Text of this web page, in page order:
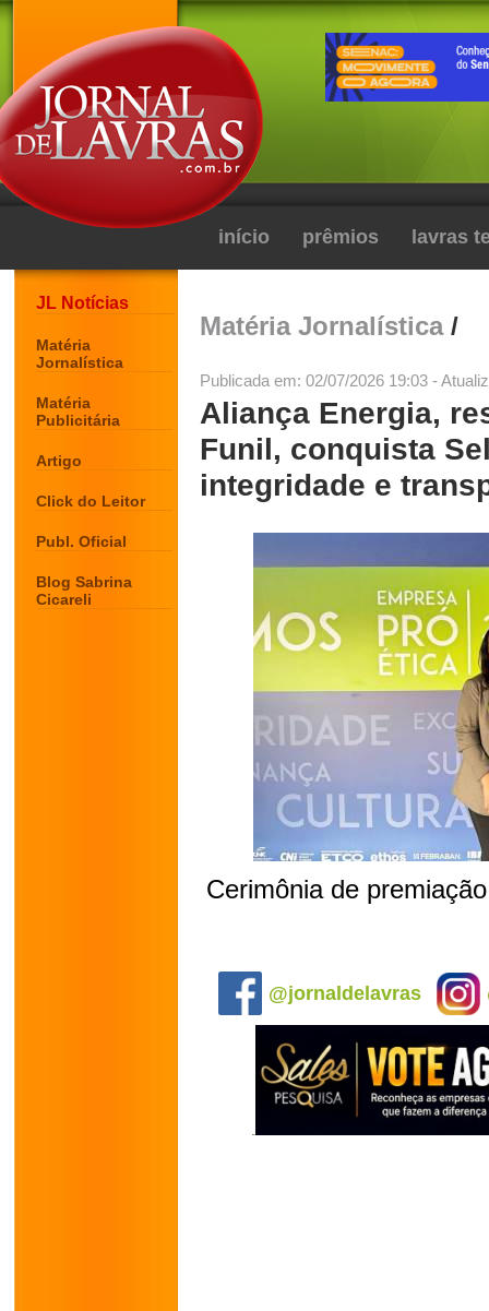
início prêmios lavras
JL Notícias
Matéria
Jornalística
Matéria
Publicitária
Artigo
Click do Leitor
Publ. Oficial
Blog Sabrina
Cicareli
Matéria Jornalística/
Publicada em: 02/07/2026 19:03 -
Aliança Energia,
Funil, conquista
integridade e
Cerimônia de
@jornaldelavras